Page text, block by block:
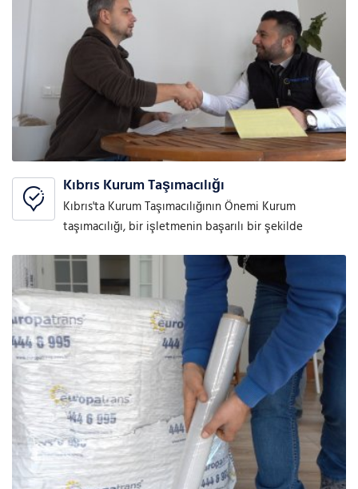
Kıbrıs Kurum Taşımacılığı
Kıbrıs'ta Kurum Taşımacılığının Önemi Kurum
taşımacılığı, bir işletmenin başarılı bir şekilde